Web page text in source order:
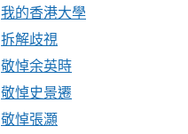
我的香港大學
拆解歧視
敬悼余英時
敬悼史景遷
敬悼張灝